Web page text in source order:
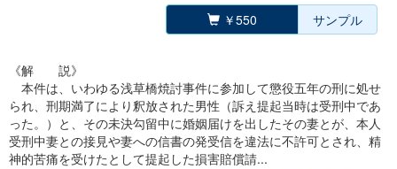
￥550 サンプル
《解 説》
本件は、いわゆる浅草橋焼討事件に参加して懲役五年の刑に処せ
られ、刑期満了により釈放された男性（訴え提起当時は受刑中であ
った。）と、その未決勾留中に婚姻届けを出したその妻とが、本人
受刑中妻との接見や妻への信書の発受信を違法に不許可とされ、精
神的苦痛を受けたとして提起した損害賠償請...